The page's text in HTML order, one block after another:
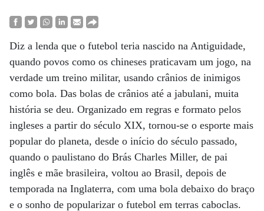
Diz a lenda que o futebol teria nascido na Antiguidade,
quando povos como os chineses praticavam um jogo, na
verdade um treino militar, usando crânios de inimigos
como bola. Das bolas de crânios até a jabulani, muita
história se deu. Organizado em regras e formato pelos
ingleses a partir do século XIX, tornou-se o esporte mais
popular do planeta, desde o início do século passado,
quando o paulistano do Brás Charles Miller, de pai
inglês e mãe brasileira, voltou ao Brasil, depois de
temporada na Inglaterra, com uma bola debaixo do braço
e o sonho de popularizar o futebol em terras caboclas.